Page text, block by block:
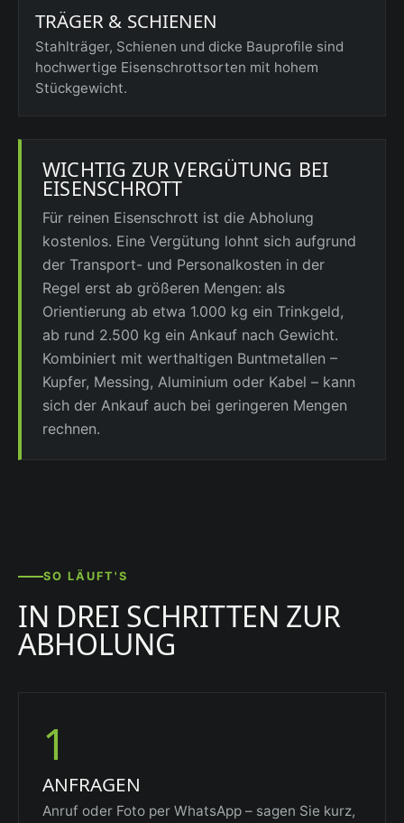
TRÄGER & SCHIENEN
Stahlträger, Schienen und dicke Bauprofile sind
hochwertige Eisenschrottsorten mit hohem
Stückgewicht.
WICHTIG ZUR VERGÜTUNG BEI
EISENSCHROTT
Für reinen Eisenschrott ist die Abholung
kostenlos. Eine Vergütung lohnt sich aufgrund
der Transport- und Personalkosten in der
Regel erst ab größeren Mengen: als
Orientierung ab etwa 1.000 kg ein Trinkgeld,
ab rund 2.500 kg ein Ankauf nach Gewicht.
Kombiniert mit werthaltigen Buntmetallen –
Kupfer, Messing, Aluminium oder Kabel – kann
sich der Ankauf auch bei geringeren Mengen
rechnen.
SO LÄUFT'S
IN DREI SCHRITTEN ZUR
ABHOLUNG
1
ANFRAGEN
Anruf oder Foto per WhatsApp – sagen Sie kurz,